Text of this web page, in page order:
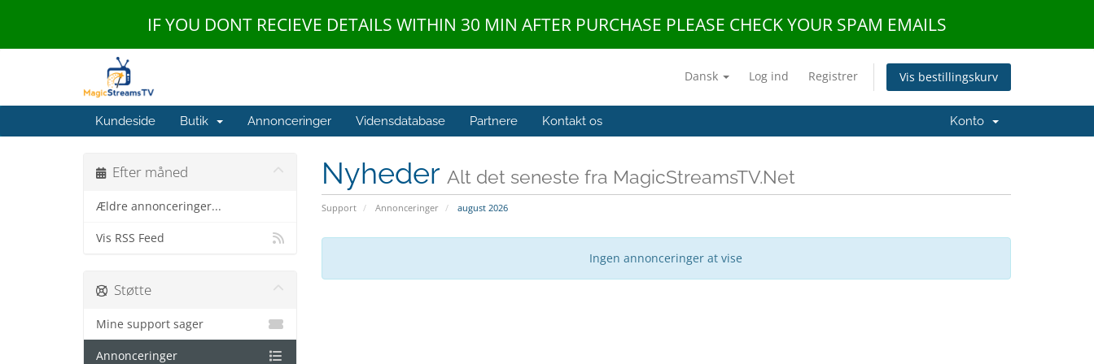
IF YOU DONT RECIEVE DETAILS WITHIN 30 MIN AFTER PURCHASE PLEASE CHECK YOUR SPAM EMAILS
Dansk Log ind Registrer Vis bestillingskurv
Kundeside Butik Annonceringer Vidensdatabase Partnere Kontakt os Konto
Nyheder Alt det seneste fra MagicStreamsTV.Net
Support Annonceringer august 2026
Efter måned
Ældre annonceringer...
Vis RSS Feed
Ingen annonceringer at vise
Støtte
Mine support sager
Annonceringer